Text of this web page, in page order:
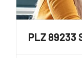
PLZ 89233